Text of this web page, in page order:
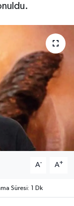
A- A+
Süresi: 1 Dk